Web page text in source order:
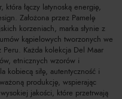
która łączy latynoską energię,
Założona przez Pamelę
korzeniach, marka słynie z
kąpielowych tworzonych we
Peru. Każda kolekcja Del Maar
etnicznych wzorów i
kobiecą siłę, autentyczność i
produkcję, wspierając
jakości, które przetrwają